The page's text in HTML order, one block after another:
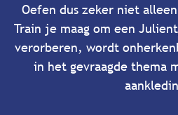
Oefen dus zeker niet
Train je maag om een
verorberen, wordt
in het gevraagde thema